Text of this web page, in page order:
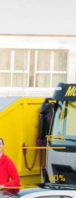
100%
80%